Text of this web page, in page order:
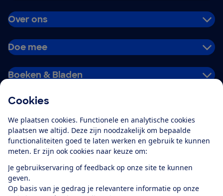
Cookies
We plaatsen cookies. Functionele en analytische cookies
plaatsen we altijd. Deze zijn noodzakelijk om bepaalde
functionaliteiten goed te laten werken en gebruik te kunnen
meten. Er zijn ook cookies naar keuze om:
Je gebruikservaring of feedback op onze site te kunnen
geven.
Op basis van je gedrag je relevantere informatie op onze
Over ons
Doe mee
Boeken & Bladen
Alles over de
app